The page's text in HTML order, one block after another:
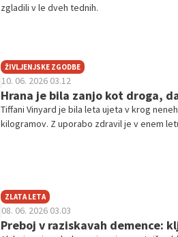
zgladili v le dveh tednih.
ŽIVLJENJSKE ZGODBE
10. 06. 2026 03.12
Hrana je bila zanjo kot droga,
Tiffani Vinyard je bila leta ujeta v krog
kilogramov. Z uporabo zdravil je v enem
ZLATA LETA
08. 06. 2026 03.03
Preboj v raziskavah demence: